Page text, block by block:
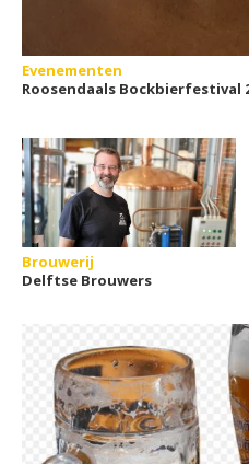
Evenementen
Roosendaals Bockbierfestival
Brouwerij
Delftse Brouwers